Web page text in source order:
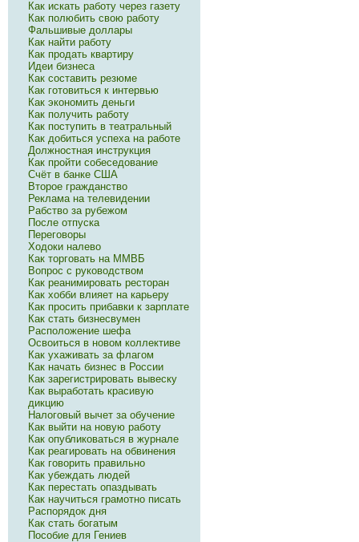
Как искать работу через газету
Как полюбить свою работу
Фальшивые доллары
Как найти работу
Как продать квартиру
Идеи бизнеса
Как составить резюме
Как готовиться к интервью
Как экономить деньги
Как получить работу
Как поступить в театральный
Как добиться успеха на работе
Должностная инструкция
Как пройти собеседование
Счёт в банке США
Второе гражданство
Реклама на телевидении
Рабство за рубежом
После отпуска
Переговоры
Ходоки налево
Как торговать на ММВБ
Вопрос с руководством
Как реанимировать ресторан
Как хобби влияет на карьеру
Как просить прибавки к зарплате
Как стать бизнесвумен
Расположение шефа
Освоиться в новом коллективе
Как ухаживать за флагом
Как начать бизнес в России
Как зарегистрировать вывеску
Как выработать красивую
дикцию
Налоговый вычет за обучение
Как выйти на новую работу
Как опубликоваться в журнале
Как реагировать на обвинения
Как говорить правильно
Как убеждать людей
Как перестать опаздывать
Как научиться грамотно писать
Распорядок дня
Как стать богатым
Пособие для Гениев